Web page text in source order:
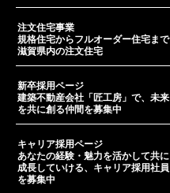
注文住宅事業
規格住宅からフルオーダー住宅まで
滋賀県内の注文住宅
新卒採用ページ
建築不動産会社「匠工房」で、未来
を共に創る仲間を募集中
キャリア採用ページ
あなたの経験・魅力を活かして共に
成長していける、キャリア採用社員
を募集中